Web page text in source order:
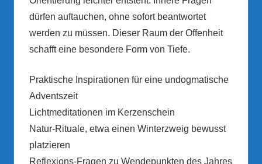
dürfen auftauchen, ohne sofort beantwortet
werden zu müssen. Dieser Raum der Offenheit
schafft eine besondere Form von Tiefe.
Praktische Inspirationen für eine undogmatische
Adventszeit
Lichtmeditationen im Kerzenschein
Natur-Rituale, etwa einen Winterzweig bewusst
platzieren
Reflexions-Fragen zu Wendepunkten des Jahres